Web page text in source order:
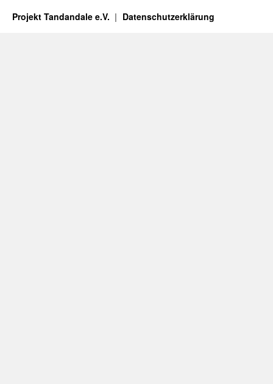
Projekt Tandandale e.V. Datenschutzerklärung